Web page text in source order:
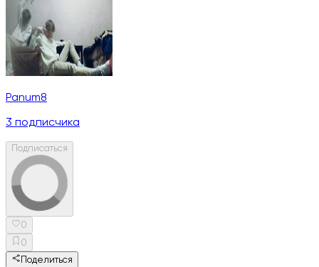
Panum8
3 подписчика
Подписаться
0
0
Поделиться